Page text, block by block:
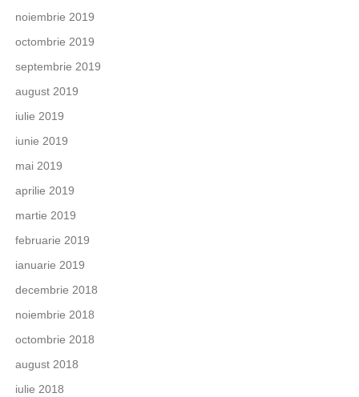
noiembrie 2019
octombrie 2019
septembrie 2019
august 2019
iulie 2019
iunie 2019
mai 2019
aprilie 2019
martie 2019
februarie 2019
ianuarie 2019
decembrie 2018
noiembrie 2018
octombrie 2018
august 2018
iulie 2018